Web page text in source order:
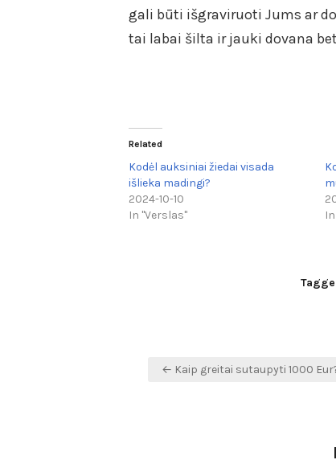
gali būti išgraviruoti Jums ar
tai labai šilta ir jauki dovana
Related
Kodėl auksiniai žiedai visada
išlieka madingi?
2024-10-10
In "Verslas"
Navigacija
← Kaip greitai sutaupyti 1000